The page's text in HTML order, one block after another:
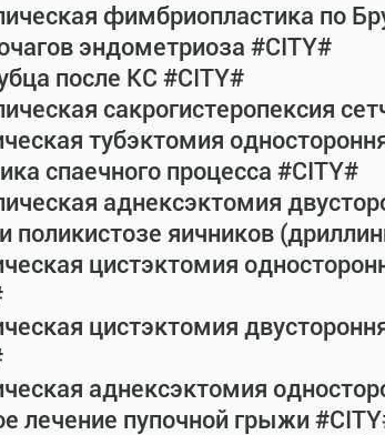
фимбриопластика по
эндометриоза #CITY#
после КС #CITY#
сакрогистеропексия
тубэктомия
спаечного процесса #CITY#
аднексэктомия
поликистозе яичников
цистэктомия
цистэктомия
аднексэктомия
лечение пупочной грыжи